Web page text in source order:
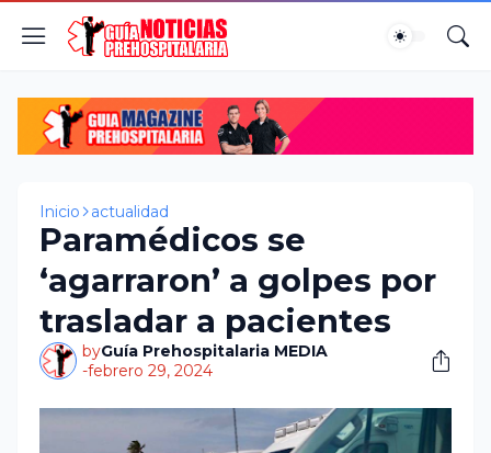
Inicio actualidad
Paramédicos se
‘agarraron’ a golpes por
trasladar a pacientes
byGuía Prehospitalaria MEDIA
-febrero 29, 2024